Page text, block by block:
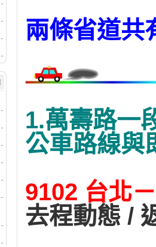
兩條省道共
1.萬壽路一
公車路線與
9102 台北
去程動態 /